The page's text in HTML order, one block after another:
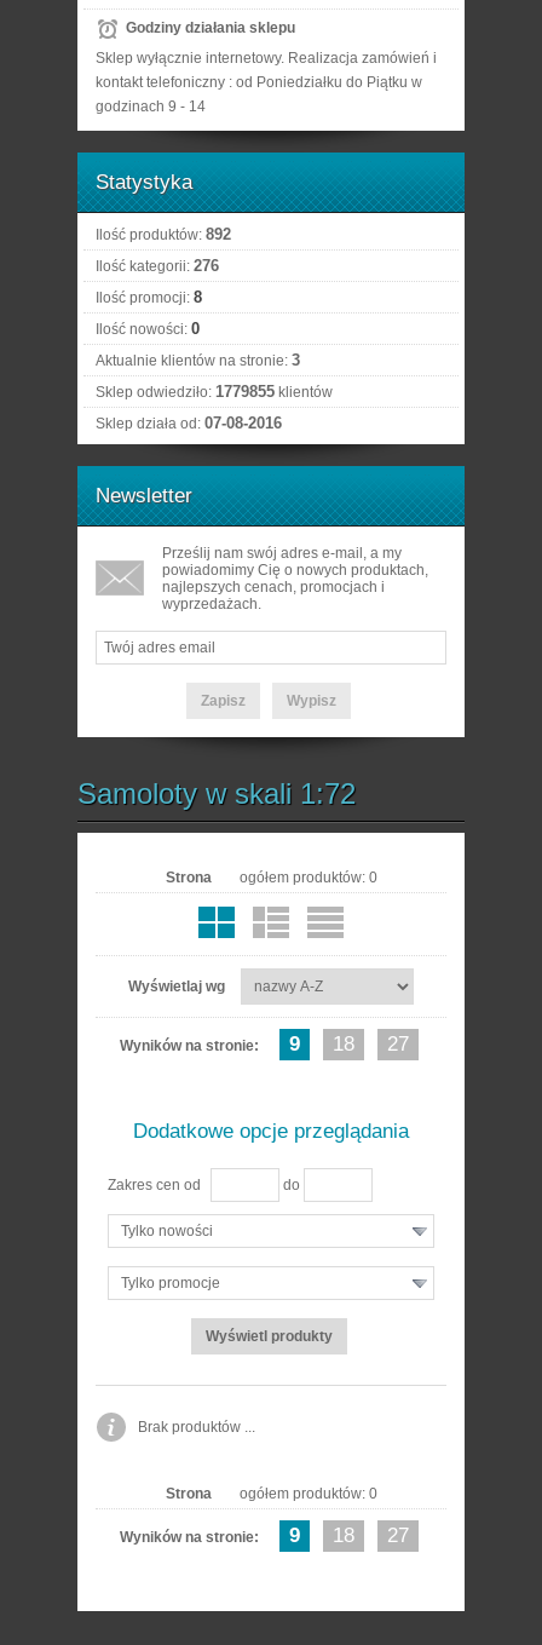
Godziny działania sklepu
Sklep wyłącznie internetowy. Realizacja zamówień i
kontakt telefoniczny : od Poniedziałku do Piątku w
godzinach 9 - 14
Statystyka
Ilość produktów: 892
Ilość kategorii: 276
Ilość promocji: 8
Ilość nowości: 0
Aktualnie klientów na stronie: 3
Sklep odwiedziło: 1779855 klientów
Sklep działa od: 07-08-2016
Newsletter
Prześlij nam swój adres e-mail, a my
powiadomimy Cię o nowych produktach,
najlepszych cenach, promocjach i
wyprzedażach.
Samoloty w skali 1:72
Strona ogółem produktów: 0
Wyświetlaj wg
Wyników na stronie: 9 18 27
Dodatkowe opcje przeglądania
Zakres cen od do
Tylko nowości
Tylko promocje
Brak produktów ...
Strona ogółem produktów: 0
Wyników na stronie: 9 18 27